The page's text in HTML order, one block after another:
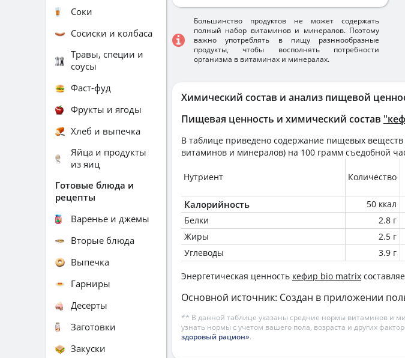
Химический состав и анализ пищевой
Пищевая ценность и химический состав
В таблице приведено содержание пищевых веществ
витаминов и минералов) на 100 грамм съедобной
Нутриент Количество
Калорийность 50 ккал
Белки
2.8 г
Жиры
2.5 г
Углеводы
3.9 г
Энергетическая ценность кефир bio matrix
Основной источник: Создан в приложении
** В данной таблице указаны средние нормы витаминов и
узнать нормы с учетом вашего пола, возраста и других
здоровый рацион».
Большинство продуктов не может содержать
полный набор витаминов и минералов. Поэтому
важно употреблять в пищу разннообразные
продукты, чтобы восполнять потребности
организма в витаминах и минералах.
Соки
Сосиски и колбаса
Травы, специи и
соусы
Фаст-фуд
Фрукты и ягоды
Хлеб и выпечка
Яйца и продукты
из яиц
Готовые блюда и
рецепты
Варенье и джемы
Вторые блюда
Выпечка
Гарниры
Десерты
Заготовки
Закуски